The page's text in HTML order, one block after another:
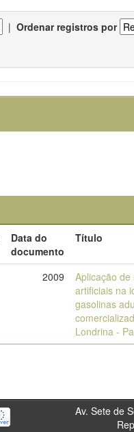
| Ordenar registros por
Data do
documento
Título
2009
Aplicação
artificiais na
gasolinas
Londrina -
Av. Sete de